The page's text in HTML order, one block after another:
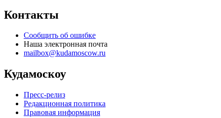
Контакты
Сообщить об ошибке
Наша электронная почта
mailbox@kudamoscow.ru
Кудамоскоу
Пресс-релиз
Редакционная политика
Правовая информация